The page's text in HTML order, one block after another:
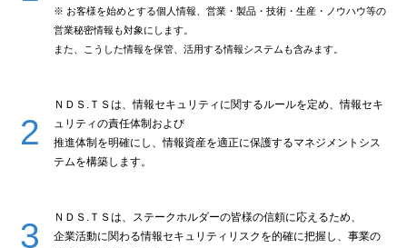
※ お客様を始めとする個人情報、営業・製品・技術・生産・ノウハウ等の
営業秘密情報も対象にします。
また、こうした情報を保管、活用する情報システムも含みます。
ＮＤＳ.ＴＳは、情報セキュリティに関するルールを定め、情報セキ
ュリティの責任体制および
推進体制を明確にし、情報資産を適正に保護するマネジメントシス
テムを構築します。
ＮＤＳ.ＴＳは、ステークホルダーの皆様の信頼に応えるため、
企業活動に関わる情報セキュリティリスクを的確に把握し、事業の